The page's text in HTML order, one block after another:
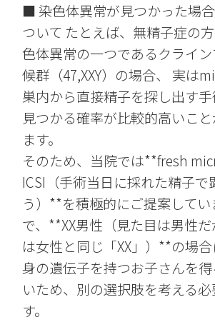
■ 染色体異常が見つかった場
ついて たとえば、無精子症の
色体異常の一つであるクライ
候群（47,XXY）の場合、 実は
巣内から直接精子を探し出す
見つかる確率が比較的高いこ
ます。
そのため、当院では**fresh
ICSI（手術当日に採れた精子で
う）**を積極的にご提案してい
で、**XX男性（見た目は男性
は女性と同じ「XX」）**の場
身の遺伝子を持つお子さんを
いため、別の選択肢を考える
す。